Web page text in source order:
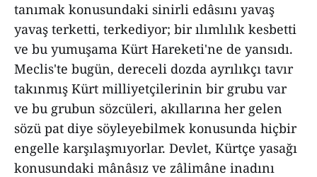
tanımak konusundaki sinirli edâsını yavaş
yavaş terketti, terkediyor; bir ılımlılık kesbetti
ve bu yumuşama Kürt Hareketi'ne de yansıdı.
Meclis'te bugün, dereceli dozda ayrılıkçı tavır
takınmış Kürt milliyetçilerinin bir grubu var
ve bu grubun sözcüleri, akıllarına her gelen
sözü pat diye söyleyebilmek konusunda hiçbir
engelle karşılaşmıyorlar. Devlet, Kürtçe yasağı
konusundaki mânâsız ve zâlimâne inadını